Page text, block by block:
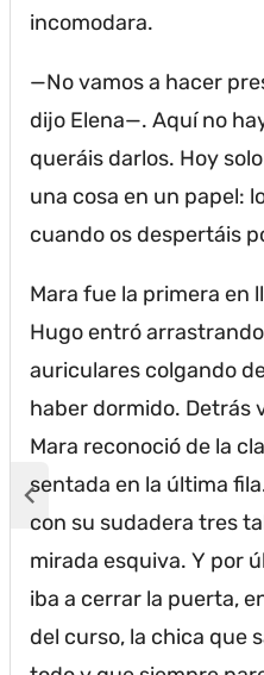
chevron_left
incomodara.
—No vamos a hacer
dijo Elena—. Aquí no
queráis darlos. Hoy
una cosa en un papel:
cuando os despertáis
Mara fue la primera en
Hugo entró
auriculares colgando
haber dormido. Detrás
Mara reconoció de la
sentada en la última
con su sudadera tres
mirada esquiva. Y por
iba a cerrar la puerta,
del curso, la chica que